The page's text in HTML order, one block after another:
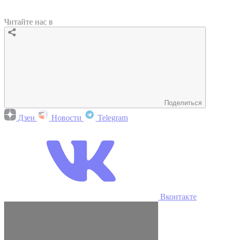
Читайте нас в
Поделиться
Дзен Новости Telegram
Вконтакте